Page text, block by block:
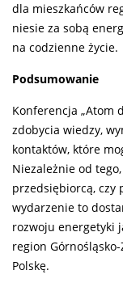
dla mieszkańców
niesie za sobą
na codzienne życie.
Podsumowanie
Konferencja „Atom
zdobycia wiedzy,
kontaktów, które
Niezależnie od
przedsiębiorcą, czy
wydarzenie to
rozwoju energetyki
region
Polskę.